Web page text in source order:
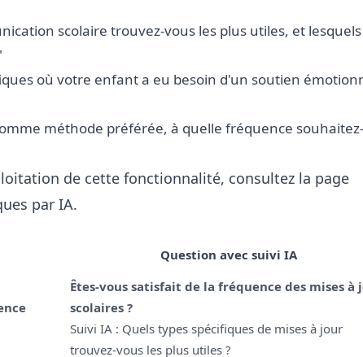
scolaire trouvez-vous les plus utiles, et lesquels
où votre enfant a eu besoin d'un soutien
méthode préférée, à quelle fréquence
de cette fonctionnalité, consultez la page
par IA.
Question avec suivi IA
Êtes-vous satisfait de la fréquence des mises à
scolaires ?
Suivi IA : Quels types spécifiques de mises à jour
trouvez-vous les plus utiles ?